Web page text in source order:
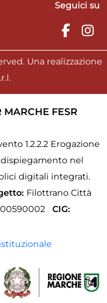
Seguici su
Una realizzazione
FESR
1.2.2.2 Erogazione
nel
digitali integrati.
Filottrano Città
CIG: